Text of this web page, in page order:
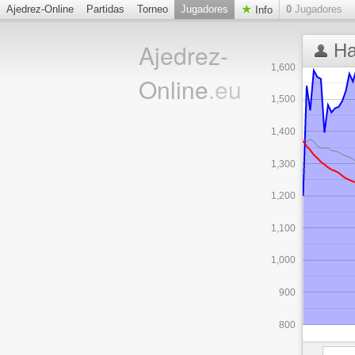
Ajedrez-Online Partidas Torneo Jugadores Info 0 Jugadores
Ajedrez-
Online.eu
800
900
1,000
1,100
1,200
1,300
1,400
1,500
1,600